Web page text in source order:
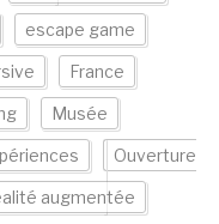
escape game
France
Musée
Ouverture
augmentée